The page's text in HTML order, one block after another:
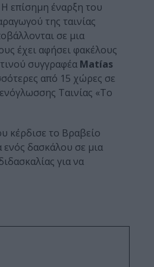
Η επίσημη έναρξη του
της ταινίας
σε μια
έχει αφήσει φακέλους
συγγραφέα Matías
από 15 χώρες σε
Ταινίας «Το
κέρδισε το Βραβείο
ενός δασκάλου σε μια
για να